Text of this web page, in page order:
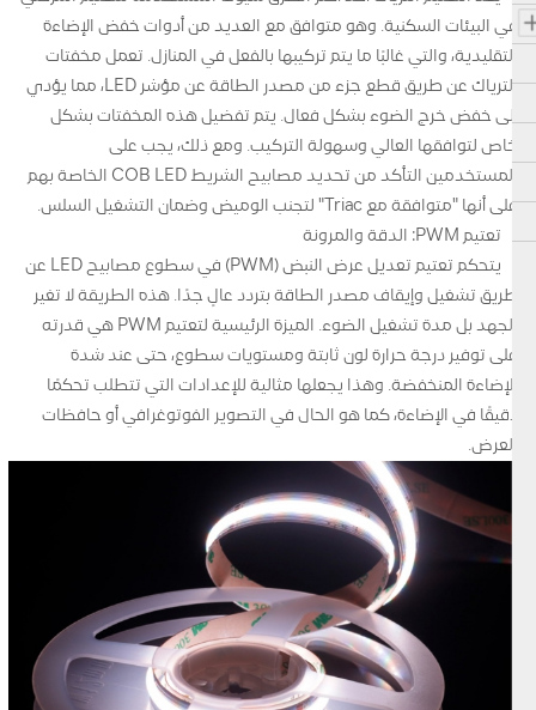
في البيئات السكنية. وهو متوافق مع العديد من أدوات خفض الإضاءة
التقليدية، والتي غالبًا ما يتم تركيبها بالفعل في المنازل. تعمل مخفتات
الترياك عن طريق قطع جزء من مصدر الطاقة عن مؤشر LED، مما يؤدي
إلى خفض خرج الضوء بشكل فعال. يتم تفضيل هذه المخفتات بشكل
خاص لتوافقها العالي وسهولة التركيب. ومع ذلك، يجب على
المستخدمين التأكد من تحديد مصابيح الشريط COB LED الخاصة بهم
على أنها "متوافقة مع Triac" لتجنب الوميض وضمان التشغيل السلس.
تعتيم PWM: الدقة والمرونة
يتحكم تعتيم تعديل عرض النبض (PWM) في سطوع مصابيح LED عن
طريق تشغيل وإيقاف مصدر الطاقة بتردد عالٍ جدًا. هذه الطريقة لا تغير
الجهد بل مدة تشغيل الضوء. الميزة الرئيسية لتعتيم PWM هي قدرته
على توفير درجة حرارة لون ثابتة ومستويات سطوع، حتى عند شدة
الإضاءة المنخفضة. وهذا يجعلها مثالية للإعدادات التي تتطلب تحكمًا
دقيقًا في الإضاءة، كما هو الحال في التصوير الفوتوغرافي أو حافظات
العرض.